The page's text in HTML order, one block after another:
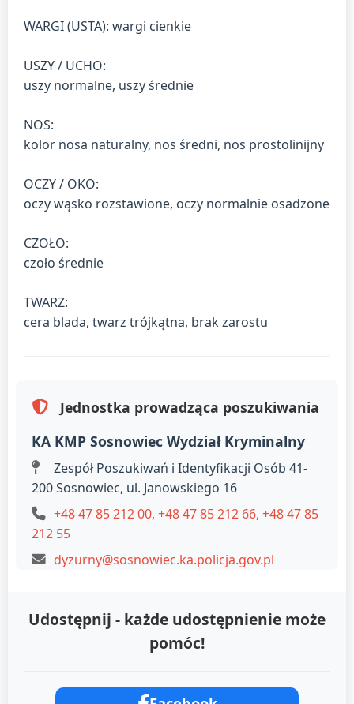
WARGI (USTA): wargi cienkie
USZY / UCHO:
uszy normalne, uszy średnie
NOS:
kolor nosa naturalny, nos średni, nos prostolinijny
OCZY / OKO:
oczy wąsko rozstawione, oczy normalnie osadzone
CZOŁO:
czoło średnie
TWARZ:
cera blada, twarz trójkątna, brak zarostu
Jednostka prowadząca poszukiwania
KA KMP Sosnowiec Wydział Kryminalny
Zespół Poszukiwań i Identyfikacji Osób 41-
200 Sosnowiec, ul. Janowskiego 16
+48 47 85 212 00, +48 47 85 212 66, +48 47 85
212 55
dyzurny@sosnowiec.ka.policja.gov.pl
Udostępnij - każde udostępnienie może
pomóc!